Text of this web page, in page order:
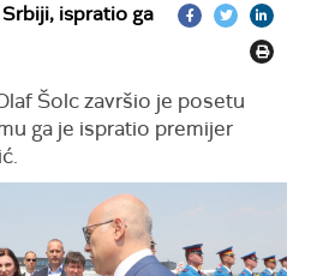
ispratio ga
Šolc završio je posetu
ga je ispratio premijer
doputovao sinoć u posetu
na aerodromu "Nikola Tesla"
Srbije Aleksandar Vučić.